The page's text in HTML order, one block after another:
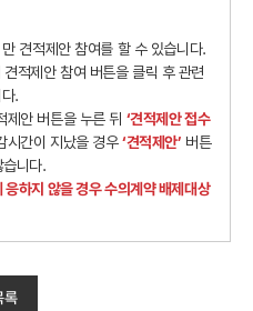
견적제안 참여를 할 수 있습니다.
적제안 참여 버튼을 클릭 후 관련
.
제안 버튼을 누른 뒤 ‘견적제안 접수
시간이 지났을 경우‘견적제안’ 버튼
니다.
하지 않을 경우 수의계약 배제대상
록